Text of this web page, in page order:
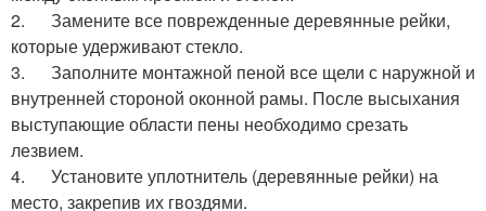
2. Замените все поврежденные деревянные рейки,
которые удерживают стекло.
3. Заполните монтажной пеной все щели с наружной и
внутренней стороной оконной рамы. После высыхания
выступающие области пены необходимо срезать
лезвием.
4. Установите уплотнитель (деревянные рейки) на
место, закрепив их гвоздями.